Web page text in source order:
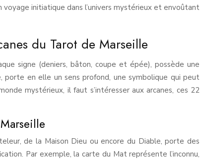
initiatique dans l’univers mystérieux et envoûtant
du Tarot de Marseille
signe (deniers, bâton, coupe et épée), possède une
porte en elle un sens profond, une symbolique qui peut
mystérieux, il faut s’intéresser aux arcanes, ces 22
de la Maison Dieu ou encore du Diable, porte des
Par exemple, la carte du Mat représente l’inconnu,